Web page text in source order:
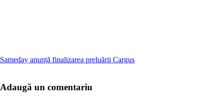
Sameday anunță finalizarea preluării Cargus
Adaugă un comentariu